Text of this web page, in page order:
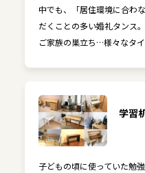
中でも、「居住環境に合わ
だくことの多い婚礼タンス
ご家族の巣立ち…様々なタ
学習
子どもの頃に使っていた勉